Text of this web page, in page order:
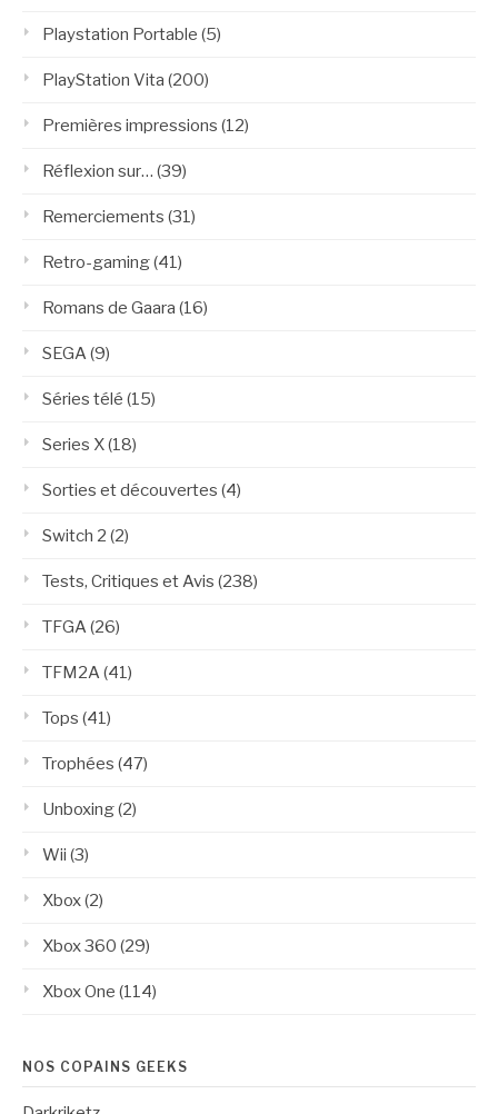
Playstation Portable (5)
PlayStation Vita (200)
Premières impressions (12)
Réflexion sur… (39)
Remerciements (31)
Retro-gaming(41)
Romans de Gaara (16)
SEGA (9)
Séries télé (15)
Series X(18)
Sorties et découvertes (4)
Switch 2 (2)
Tests, Critiques et Avis (238)
TFGA (26)
TFM2A (41)
Tops (41)
Trophées (47)
Unboxing(2)
Wii (3)
Xbox(2)
Xbox 360 (29)
Xbox One (114)
NOS COPAINS GEEKS